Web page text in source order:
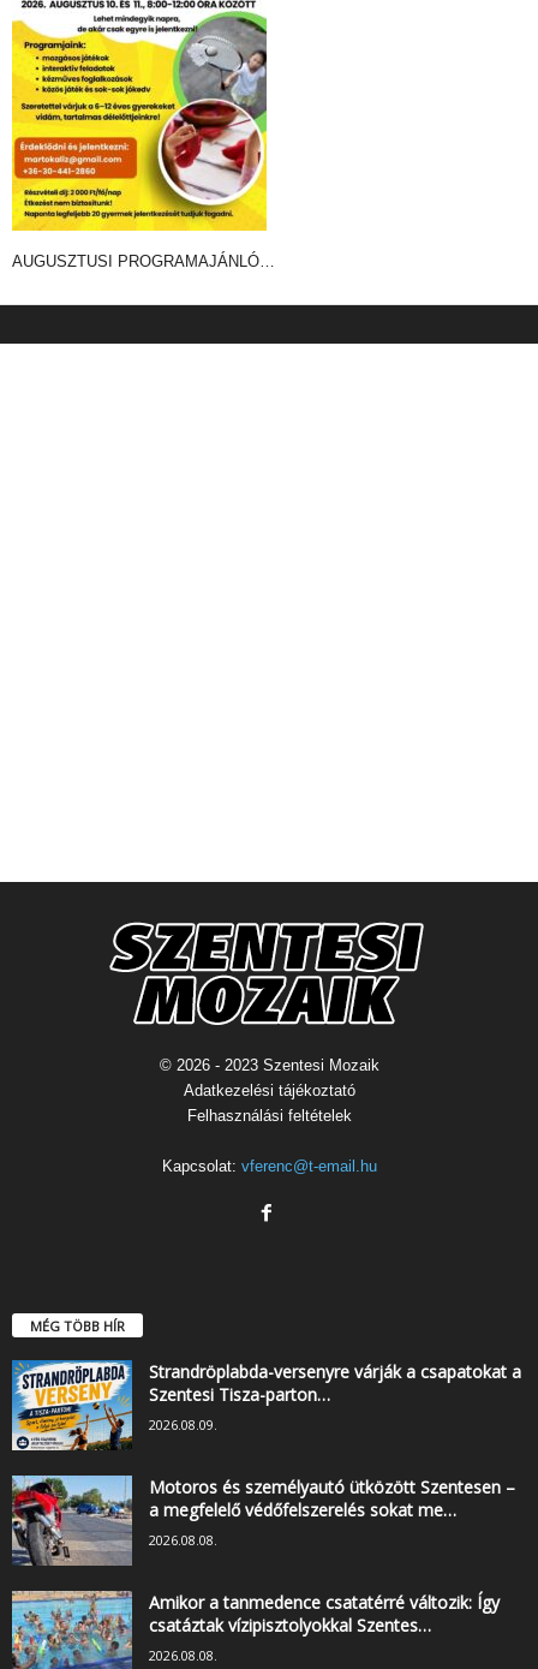
AUGUSZTUSI PROGRAMAJÁNLÓ…
© 2026 - 2023 Szentesi Mozaik
Adatkezelési tájékoztató
Felhasználási feltételek
Kapcsolat: vferenc@t-email.hu
MÉG TÖBB HÍR
Strandröplabda-versenyre várják a csapatokat a
Szentesi Tisza-parton…
2026.08.09.
Motoros és személyautó ütközött Szentesen –
a megfelelő védőfelszerelés sokat me…
2026.08.08.
Amikor a tanmedence csatatérré változik: Így
csatáztak vízipisztolyokkal Szentes…
2026.08.08.